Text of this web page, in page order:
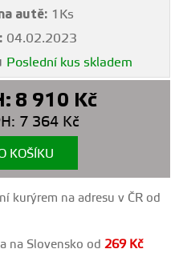
autě: 1Ks
04.02.2023
Poslední kus skladem
8 910 Kč
7 364 Kč
KOŠÍKU
kurýrem na adresu v ČR od
na Slovensko od269 Kč